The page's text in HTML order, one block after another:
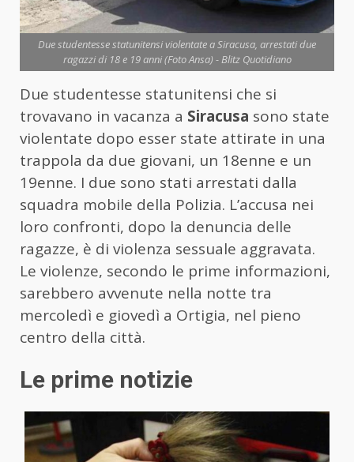
Due studentesse statunitensi violentate a Siracusa, arrestati due
ragazzi di 18 e 19 anni (Foto Ansa) - Blitz Quotidiano
Due studentesse statunitensi che si
trovavano in vacanza a Siracusa sono state
violentate dopo esser state attirate in una
trappola da due giovani, un 18enne e un
19enne. I due sono stati arrestati dalla
squadra mobile della Polizia. L’accusa nei
loro confronti, dopo la denuncia delle
ragazze, è di violenza sessuale aggravata.
Le violenze, secondo le prime informazioni,
sarebbero avvenute nella notte tra
mercoledì e giovedì a Ortigia, nel pieno
centro della città.
Le prime notizie